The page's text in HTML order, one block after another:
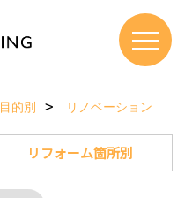
目的別 リノベーション
リフォーム箇所別